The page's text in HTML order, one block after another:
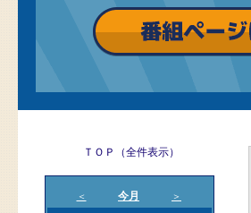
ＴＯＰ（全件表示）
＜ 今月 ＞